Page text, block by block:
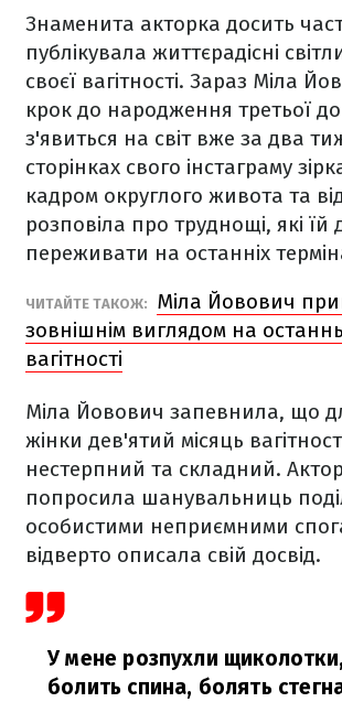
Знаменита акторка досить
публікувала життєрадісні
своєї вагітності. Зараз Міла
крок до народження третьої
з'явиться на світ вже за два
сторінках свого інстаграму
кадром округлого живота та
розповіла про труднощі, які їй
переживати на останніх
ЧИТАЙТЕ ТАКОЖ:
Міла Йовович
зовнішнім виглядом на
вагітності
Міла Йовович запевнила, що
жінки дев'ятий місяць
нестерпний та складний.
попросила шанувальниць
особистими неприємними
відверто описала свій досвід.
У мене розпухли
болить спина, болять